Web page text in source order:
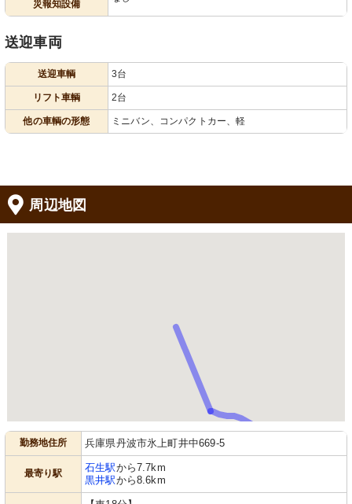
災報知設備
送迎車両
送迎車輌 3台
リフト車輌 2台
他の車輌の形態 ミニバン、コンパクトカー、軽
周辺地図
勤務地住所 兵庫県丹波市氷上町井中669-5
最寄り駅 石生駅から7.7km
黒井駅から8.6km